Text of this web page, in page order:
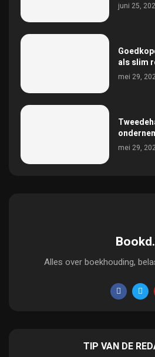
juni 25,
als slim
mei 29,
mei 29,
Alles over boekhouding,
TIP VAN DE